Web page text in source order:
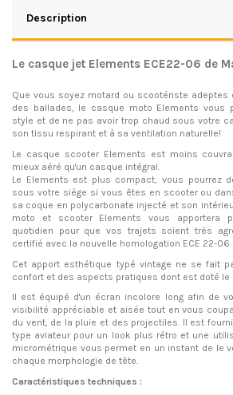
Description
Le casque jet Elements ECE22-06 de
Que vous soyez motard ou scootériste adeptes
des ballades, le casque moto Elements vous
style et de ne pas avoir trop chaud sous votre
son tissu respirant et à sa ventilation naturelle!
Le casque scooterElements est moins
mieux aéré qu'un casque intégral.
Le Elements est plus compact, vous pourrez
sous votre siège si vous êtes en scooter ou
sa coque en polycarbonate injecté et son
moto et scooter Elements vous apportera
quotidien pour que vos trajets soient très
certifié avec la nouvelle homologation ECE 22-
Cet apport esthétique typé vintage ne se fait
confort et des aspects pratiques dont est doté le
Il est équipé d'un écran incolore long afin de
visibilité appréciable et aisée tout en vous
du vent, de la pluie et des projectiles. Il est
type aviateur pour un look plus rétro et une
micrométrique vous permet en un instant de le
chaque morphologie de tête.
Caractéristiques techniques :